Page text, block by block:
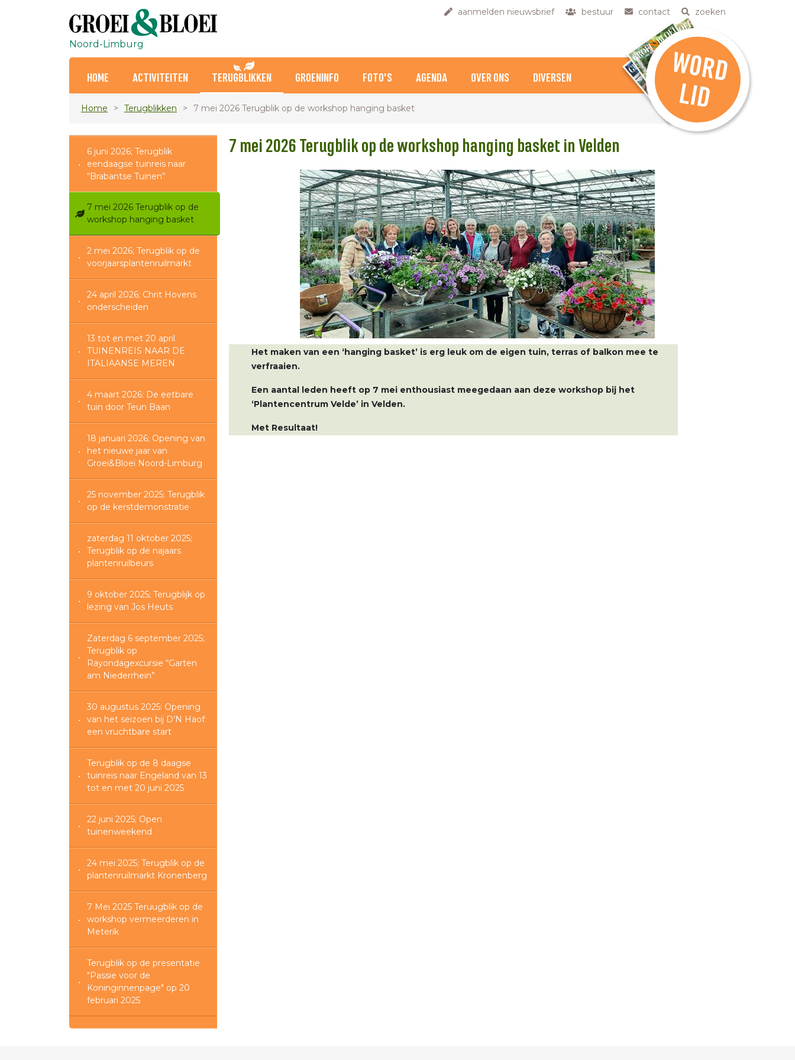
aanmelden nieuwsbrief bestuur contact zoeken
Noord-Limburg
HOME ACTIVITEITEN TERUGBLIKKEN GROENINFO FOTO'S AGENDA OVER ONS DIVERSEN W
O
R
D
L
ID
Home Terugblikken 7 mei 2026 Terugblik op de workshop hanging basket
6 juni 2026; Terugblik
eendaagse tuinreis naar
“Brabantse Tuinen”
7 mei 2026 Terugblik op de
workshop hanging basket
2 mei 2026; Terugblik op de
voorjaarsplantenruilmarkt
24 april 2026; Chrit Hovens
onderscheiden
13 tot en met 20 april
TUINENREIS NAAR DE
ITALIAANSE MEREN
4 maart 2026: De eetbare
tuin door Teun Baan
18 januari 2026; Opening van
het nieuwe jaar van
Groei&Bloei Noord-Limburg
25 november 2025: Terugblik
op de kerstdemonstratie
zaterdag 11 oktober 2025;
Terugblik op de najaars
plantenruilbeurs
9 oktober 2025; Terugblijk op
lezing van Jos Heuts
Zaterdag 6 september 2025;
Terugblik op
Rayondagexcursie “Garten
am Niederrhein”
30 augustus 2025: Opening
van het seizoen bij D’N Haof:
een vruchtbare start
Terugblik op de 8 daagse
tuinreis naar Engeland van 13
tot en met 20 juni 2025
22 juni 2025; Open
tuinenweekend
24 mei 2025; Terugblik op de
plantenruilmarkt Kronenberg
7 Mei 2025 Teruugblik op de
workshop vermeerderen in
Meterik
Terugblik op de presentatie
"Passie voor de
Koninginnenpage" op 20
februari 2025
7 mei 2026 Terugblik op de workshop hanging basket in Velden
Het maken van een ‘hanging basket’ is erg leuk om de eigen tuin, terras of balkon mee te
verfraaien.
Een aantal leden heeft op 7 mei enthousiast meegedaan aan deze workshop bij het
‘Plantencentrum Velde’ in Velden.
Met Resultaat!